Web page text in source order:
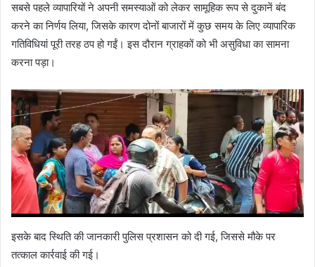
सबसे पहले व्यापारियों ने अपनी समस्याओं को लेकर सामूहिक रूप से दुकानें बंद
करने का निर्णय लिया, जिसके कारण दोनों बाजारों में कुछ समय के लिए व्यापारिक
गतिविधियां पूरी तरह ठप हो गईं। इस दौरान ग्राहकों को भी असुविधा का सामना
करना पड़ा।
इसके बाद स्थिति की जानकारी पुलिस प्रशासन को दी गई, जिससे मौके पर
तत्काल कार्रवाई की गई।